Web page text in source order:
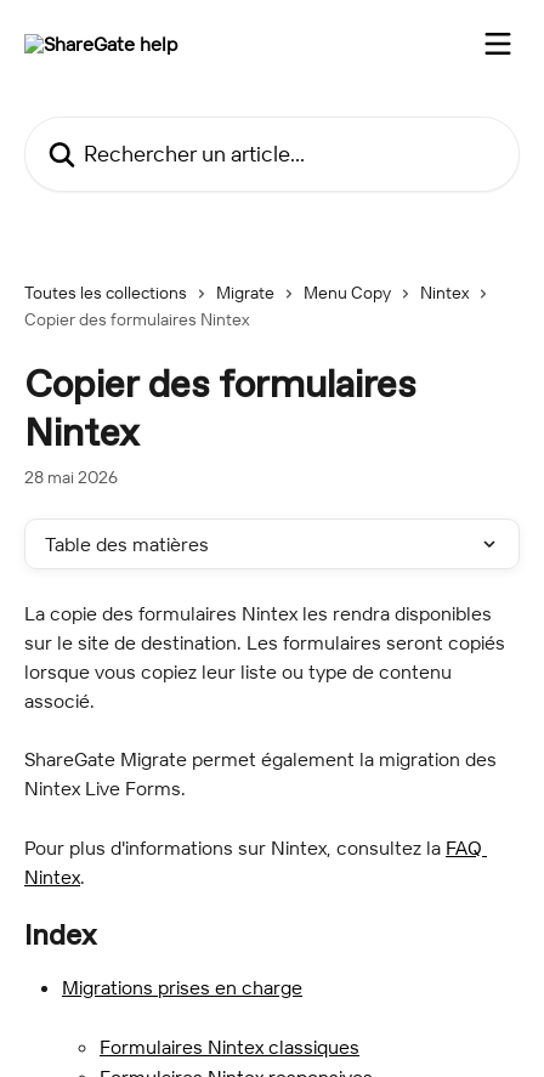
Toutes les collections Migrate Menu Copy
Nintex
Copier des formulaires Nintex
Copier des formulaires
Nintex
28 mai 2026
Table des matières
La copie des formulaires Nintex les rendra disponibles
sur le site de destination. Les formulaires seront copiés
lorsque vous copiez leur liste ou type de contenu
associé.
ShareGate Migrate permet également la migration des
Nintex Live Forms.
Pour plus d'informations sur Nintex, consultez la FAQ
Nintex.
Index
Migrations prises en charge
Formulaires Nintex classiques